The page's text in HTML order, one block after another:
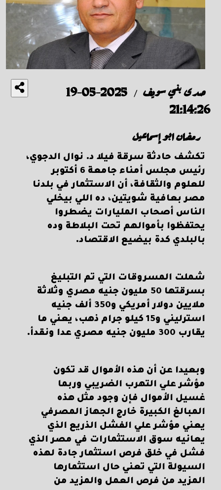
صدى بني سويف /
2025-05-19
21:14:26
رمضان ابو إسماعيل
تكشف حادثة سرقة فيلا د. نوال الدجوي،
رئيس مجلس أمناء جامعة 6 أكتوبر
للعلوم والثقافة، أن الاستثمار في بلدنا
مصر بعافية شويتين، ده اللي بيخلي
الناس أصحاب المليارات يضطروا
يحتفظوا بأموالهم تحت البلاطة وده
بالبلدي كدة بيضيع الاقتصاد.
شملت المسروقات التي تم التبليغ
بسرقتها 50 مليون جنيه مصري وثلاثة
ملايين دولار أمريكي و350 ألف جنيه
استرليني و15 كيلو جرام ذهب، يعني ما
يقارب 300 مليون جنيه مصري عدا ونقدأ.
وبعيدا عن أن هذه الأموال قد تكون
مؤشر علي التهرب الضريبي وربما
غسيل الأموال فإن وجود مثل هذه
المبالغ الكبيرة خارج الجهاز المصرفي
يعني مؤشر علي الفشل الذريع الذي
يعانيه سوق الاستثمارات في مصر الذي
فشل في خلق فرص استثمار جادة لهذه
السيولة التي تعني حال استثمارها
المزيد من فرص العمل والمزيد من